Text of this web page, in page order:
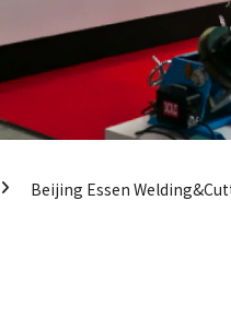
Beijing Essen